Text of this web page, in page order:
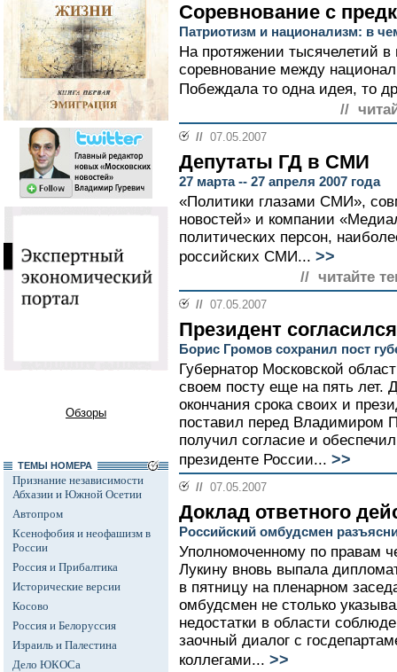
Обзоры
ТЕМЫ НОМЕРА
Признание независимости
Абхазии и Южной Осетии
Автопром
Ксенофобия и неофашизм в
России
Россия и Прибалтика
Исторические версии
Косово
Россия и Белоруссия
Израиль и Палестина
Дело ЮКОСа
Соревнование с
Патриотизм и национализм: в
На протяжении тысячелетий
соревнование между
Побеждала то одна идея, то
//
// 07.05.2007
Депутаты ГД в СМИ
27 марта -- 27 апреля 2007 года
«Политики глазами СМИ»,
новостей» и компании
политических персон,
российских СМИ... >>
// читайте
// 07.05.2007
Президент
Борис Громов сохранил пост
Губернатор Московской
своем посту еще на пять лет.
окончания срока своих и
поставил перед Владимиром
получил согласие и
президенте России... >>
// 07.05.2007
Доклад ответного
Российский омбудсмен
Уполномоченному по правам
Лукину вновь выпала
в пятницу на пленарном
омбудсмен не столько
недостатки в области
заочный диалог с
коллегами... >>